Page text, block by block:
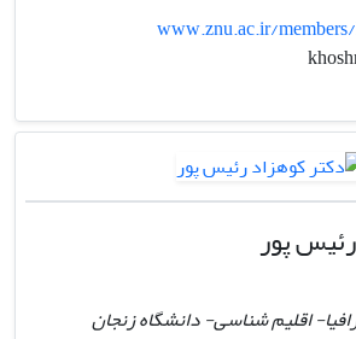
www.znu.ac.ir/
پور
اقلیم شناسی- دانشگاه زنجان